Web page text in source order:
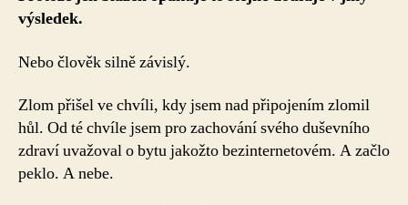
výsledek.
Nebo člověk silně závislý.
Zlom přišel ve chvíli, kdy jsem nad připojením zlomil
hůl. Od té chvíle jsem pro zachování svého duševního
zdraví uvažoval o bytu jakožto bezinternetovém. A začlo
peklo. A nebe.